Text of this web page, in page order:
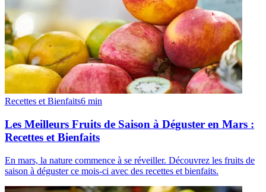
Recettes et Bienfaits6 min
Les Meilleurs Fruits de Saison à Déguster en Mars :
Recettes et Bienfaits
En mars, la nature commence à se réveiller. Découvrez les fruits de
saison à déguster ce mois-ci avec des recettes et bienfaits.